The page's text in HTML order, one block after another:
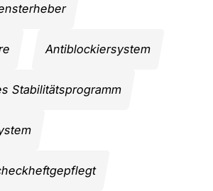
Antiblockiersystem
Stabilitätsprogramm